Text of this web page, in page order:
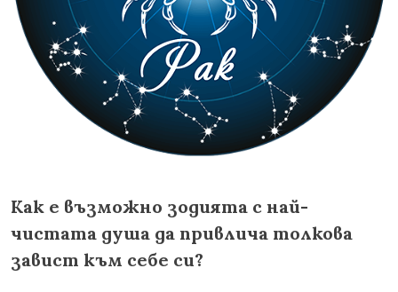
Как е възможно зодията с най-
чистата душа да привлича толкова
завист към себе си?